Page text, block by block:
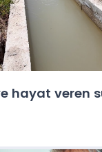
hayat veren